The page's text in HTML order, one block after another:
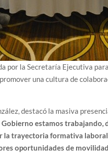
por la Secretaría Ejecutiva
una cultura de
destacó la masiva
Gobierno estamos
la trayectoria formativa
oportunidades de